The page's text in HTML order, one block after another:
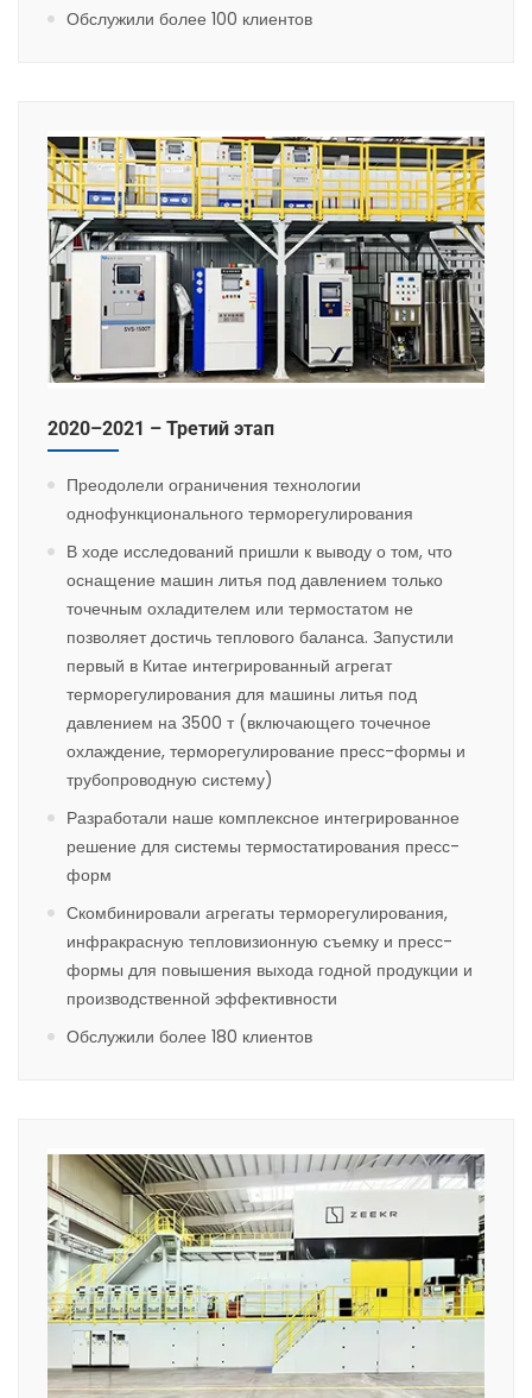
Обслужили более 100 клиентов
2020–2021 – Третий этап
Преодолели ограничения технологии
однофункционального терморегулирования
В ходе исследований пришли к выводу о том, что
оснащение машин литья под давлением только
точечным охладителем или термостатом не
позволяет достичь теплового баланса. Запустили
первый в Китае интегрированный агрегат
терморегулирования для машины литья под
давлением на 3500 т (включающего точечное
охлаждение, терморегулирование пресс-формы и
трубопроводную систему)
Разработали наше комплексное интегрированное
решение для системы термостатирования пресс-
форм
Скомбинировали агрегаты терморегулирования,
инфракрасную тепловизионную съемку и пресс-
формы для повышения выхода годной продукции и
производственной эффективности
Обслужили более 180 клиентов